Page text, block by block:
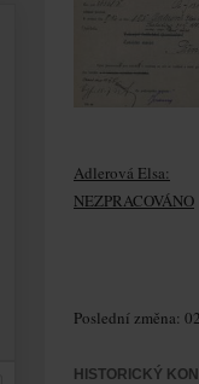
Adlerová Elsa:
NEZPRACOVÁNO
Poslední změna:
HISTORICKÝ